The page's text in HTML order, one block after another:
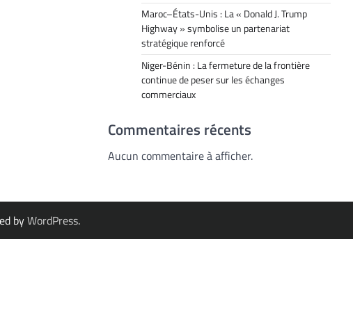
Maroc–États-Unis : La « Donald J. Trump
Highway » symbolise un partenariat
stratégique renforcé
Niger-Bénin : La fermeture de la frontière
continue de peser sur les échanges
commerciaux
Commentaires récents
Aucun commentaire à afficher.
byWordPress.